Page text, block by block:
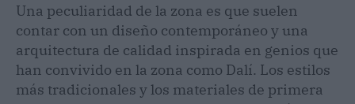
Una peculiaridad de la zona es que suelen
contar con un diseño contemporáneo y una
arquitectura de calidad inspirada en genios que
han convivido en la zona como Dalí. Los estilos
más tradicionales y los materiales de primera